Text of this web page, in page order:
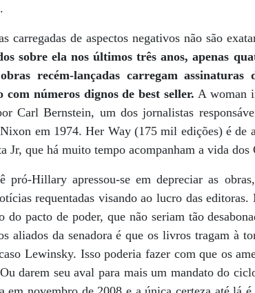
carregadas de aspectos negativos não são
sobre ela nos últimos três anos, apenas
recém-lançadas carregam
com números dignos de best seller. A woman
Carl Bernstein, um dos jornalistas
em 1974. Her Way (175 mil edições) é de
Jr, que há muito tempo acompanham a vida dos
pró-Hillary apressou-se em depreciar as
requentadas visando ao lucro das
do pacto de poder, que não seriam tão
aliados da senadora é que os livros tragam à
Lewinsky. Isso poderia fazer com que os
darem seu aval para mais um mandato do